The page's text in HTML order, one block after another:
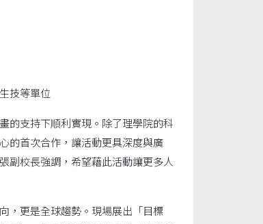
技等單位
的支持下順利實現。除了理學院的科
的首次合作，讓活動更具深度與廣
副校長強調，希望藉此活動讓更多人
，更是全球趨勢。現場展出「目標